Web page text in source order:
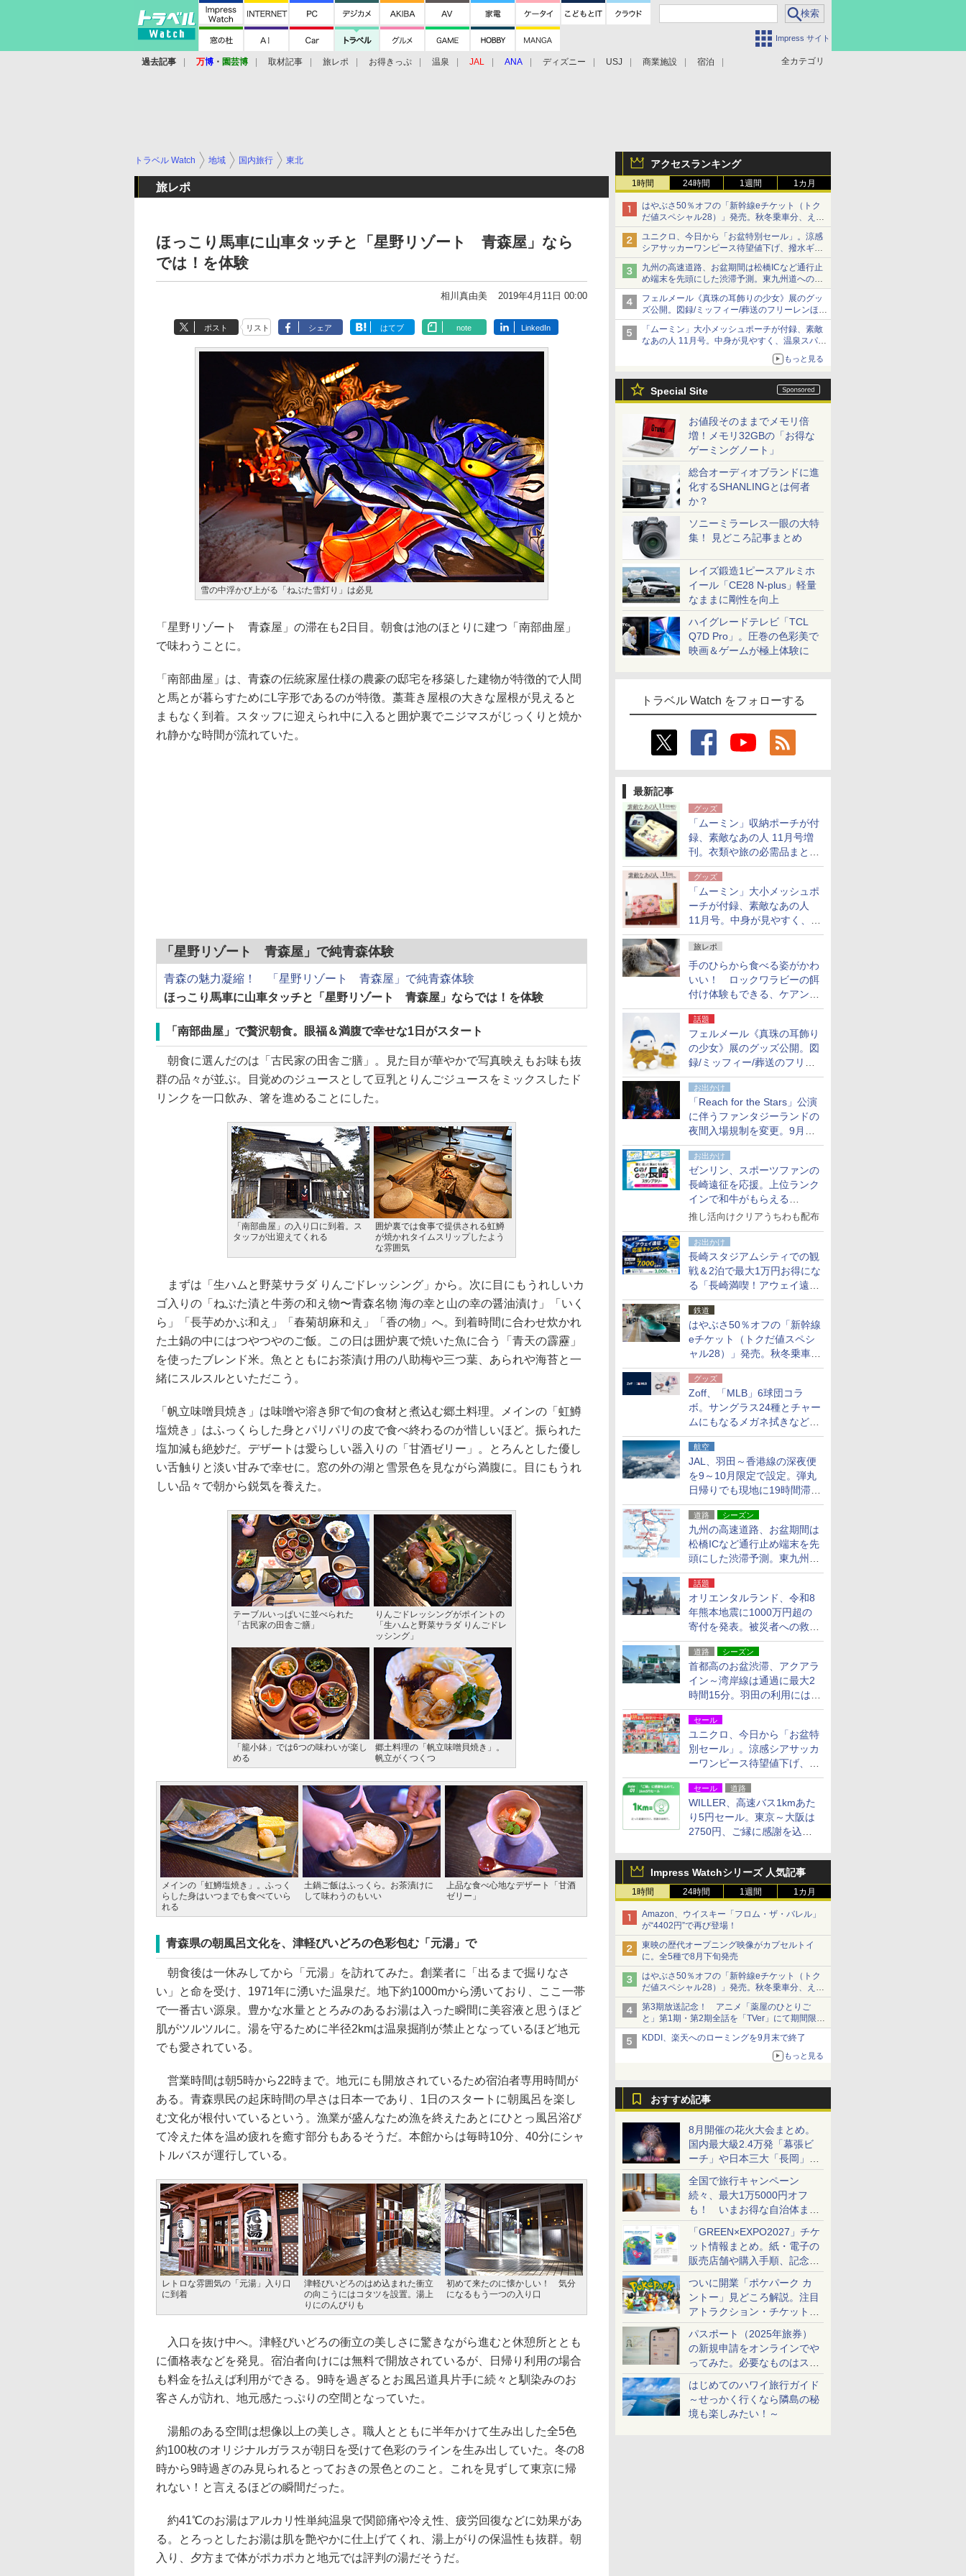
Impress サイト
全カテゴリ
過去記事 万博 ・ 園芸博 取材記事 旅レポ お得きっぷ 温泉 JAL ANA ディズニー USJ 商業施設 宿泊
アクセスランキング
1時間 24時間 1週間 1カ月
はやぶさ50％オフの「新幹線eチケット（トク
だ値スペシャル28）」発売。秋冬乗車分、えき
ねっと限定
ユニクロ、今日から「お盆特別セール」。涼感
シアサッカーワンピース待望値下げ、撥水ギア
ショーツは1990円に
九州の高速道路、お盆期間は松橋ICなど通行止
め端末を先頭にした渋滞予測。東九州道への迂
回は料金調整を実施
フェルメール《真珠の耳飾りの少女》展のグッ
ズ公開。図録/ミッフィー/葬送のフリーレンほ
か、注目ブランドコラボが実現
「ムーミン」大小メッシュポーチが付録、素敵
なあの人 11月号。中身が見やすく、温泉スパに
もっと見る
Special Site
お値段そのままでメモリ倍
増！メモリ32GBの「お得な
ゲーミングノート」
総合オーディオブランドに進
化するSHANLINGとは何者
か？
ソニーミラーレス一眼の大特
集！ 見どころ記事まとめ
レイズ鍛造1ピースアルミホ
イール「CE28 N-plus」軽量
なままに剛性を向上
ハイグレードテレビ「TCL
Q7D Pro」。圧巻の色彩美で
映画＆ゲームが極上体験に
トラベル Watch をフォローする
最新記事
グッズ
「ムーミン」収納ポーチが付
録、素敵なあの人 11月号増
刊。衣類や旅の必需品まとま
る大小2個セット
グッズ
「ムーミン」大小メッシュポ
ーチが付録、素敵なあの人
11月号。中身が見やすく、温
泉スパにも使える
旅レポ
手のひらから食べる姿がかわ
いい！ ロックワラビーの餌
付け体験もできる、ケアンズ
でアサートン高原の日本語ガ
イド付きツアーに参加してみ
た
話題
フェルメール《真珠の耳飾り
の少女》展のグッズ公開。図
録/ミッフィー/葬送のフリー
レンほか、注目ブランドコラ
ボが実現
お出かけ
「Reach for the Stars」公演
に伴うファンタジーランドの
夜間入場規制を変更。9月か
ら18時50分～20時ごろに
お出かけ
ゼンリン、スポーツファンの
長崎遠征を応援。上位ランク
インで和牛がもらえる
「GO！GO！長崎スタンプラ
推し活向けクリアうちわも配布
お出かけ
長崎スタジアムシティでの観
戦＆2泊で最大1万円お得にな
る「長崎満喫！アウェイ遠征
応援キャンペーン」
鉄道
はやぶさ50％オフの「新幹線
eチケット（トクだ値スペシ
ャル28）」発売。秋冬乗車
分、えきねっと限定
グッズ
Zoff、「MLB」6球団コラ
ボ。サングラス24種とチャー
ムにもなるメガネ拭きなど雑
貨24種
航空
JAL、羽田～香港線の深夜便
を9～10月限定で設定。弾丸
日帰りでも現地に19時間滞在
できる
道路 シーズン
九州の高速道路、お盆期間は
松橋ICなど通行止め端末を先
頭にした渋滞予測。東九州道
への迂回は料金調整を実施
話題
オリエンタルランド、令和8
年熊本地震に1000万円超の
寄付を発表。被災者への救援
活動・復旧支援
道路 シーズン
首都高のお盆渋滞、アクアラ
イン～湾岸線は通過に最大2
時間15分。羽田の利用には
「空港西出口」の利用検討を
セール
ユニクロ、今日から「お盆特
別セール」。涼感シアサッカ
ーワンピース待望値下げ、撥
水ギアショーツは1990円に
セール 道路
WILLER、高速バス1kmあた
り5円セール。東京～大阪は
2750円、ご縁に感謝を込め
Impress Watchシリーズ 人気記事
1時間 24時間 1週間 1カ月
Amazon、ウイスキー「フロム・ザ・バレル」
が“4402円”で再び登場！
東映の歴代オープニング映像がカプセルトイ
に。全5種で8月下旬発売
はやぶさ50％オフの「新幹線eチケット（トク
だ値スペシャル28）」発売。秋冬乗車分、えき
ねっと限定
第3期放送記念！ アニメ「薬屋のひとりご
と」第1期・第2期全話を「TVer」にて期間限定
で順次無料配信開始
KDDI、楽天へのローミングを9月末で終了
もっと見る
おすすめ記事
8月開催の花火大会まとめ。
国内最大級2.4万発「幕張ビ
ーチ」や日本三大「長岡」な
ど大型イベント目白押し！
全国で旅行キャンペーン
続々、最大1万5000円オフ
も！ いまお得な自治体まと
め
「GREEN×EXPO2027」チケ
ット情報まとめ。紙・電子の
販売店舗や購入手順、記念チ
ケットも解説
ついに開業「ポケパーク カ
ントー」見どころ解説。注目
アトラクション・チケット手
配・来場前に必要な準備は？
パスポート（2025年旅券）
の新規申請をオンラインでや
ってみた。必要なものはスマ
ホとマイナカードのみ
はじめてのハワイ旅行ガイド
～せっかく行くなら隣島の秘
境も楽しみたい！～
トラベル Watch 地域 国内旅行 東北
旅レポ
ほっこり馬車に山車タッチと「星野リゾート 青森屋」なら
では！を体験
相川真由美 2019年4月11日 00:00
ポスト リスト シェア はてブ note LinkedIn
雪の中浮かび上がる「ねぶた雪灯り」は必見
「星野リゾート 青森屋」の滞在も2日目。朝食は池のほとりに建つ「南部曲屋」
で味わうことに。
「南部曲屋」は、青森の伝統家屋仕様の農豪の邸宅を移築した建物が特徴的で人間
と馬とが暮らすためにL字形であるのが特徴。藁葺き屋根の大きな屋根が見えると
まもなく到着。スタッフに迎えられ中に入ると囲炉裏でニジマスがじっくりと焼か
れ静かな時間が流れていた。
「星野リゾート 青森屋」で純青森体験
青森の魅力凝縮！ 「星野リゾート 青森屋」で純青森体験
ほっこり馬車に山車タッチと「星野リゾート 青森屋」ならでは！を体験
「南部曲屋」で贅沢朝食。眼福＆満腹で幸せな1日がスタート
朝食に選んだのは「古民家の田舎ご膳」。見た目が華やかで写真映えもお味も抜
群の品々が並ぶ。目覚めのジュースとして豆乳とりんごジュースをミックスしたド
リンクを一口飲み、箸を進めることにした。
「南部曲屋」の入り口に到着。ス
タッフが出迎えてくれる
囲炉裏では食事で提供される虹鱒
が焼かれタイムスリップしたよう
な雰囲気
まずは「生ハムと野菜サラダ りんごドレッシング」から。次に目にもうれしいカ
ゴ入りの「ねぶた漬と牛蒡の和え物〜青森名物 海の幸と山の幸の醤油漬け」「いく
ら」「長芋めかぶ和え」「春菊胡麻和え」「香の物」へ。到着時間に合わせ炊かれ
た土鍋の中にはつやつやのご飯。この日は囲炉裏で焼いた魚に合う「青天の霹靂」
を使ったブレンド米。魚とともにお茶漬け用の八助梅や三つ葉、あられや海苔と一
緒にスルスルといただこう。
「帆立味噌貝焼き」は味噌や溶き卵で旬の食材と煮込む郷土料理。メインの「虹鱒
塩焼き」はふっくらした身とパリパリの皮で食べ終わるのが惜しいほど。振られた
塩加減も絶妙だ。デザートは愛らしい器入りの「甘酒ゼリー」。とろんとした優し
い舌触りと淡い甘みで幸せに。窓の外の湖と雪景色を見ながら満腹に。目にもうれ
しい品々で朝から鋭気を養えた。
テーブルいっぱいに並べられた
「古民家の田舎ご膳」
りんごドレッシングがポイントの
「生ハムと野菜サラダ りんごドレ
ッシング」
「籠小鉢」では6つの味わいが楽し
める
郷土料理の「帆立味噌貝焼き」。
帆立がくつくつ
メインの「虹鱒塩焼き」。ふっく
らした身はいつまでも食べていら
れる
土鍋ご飯はふっくら。お茶漬けに
して味わうのもいい
上品な食べ心地なデザート「甘酒
ゼリー」
青森県の朝風呂文化を、津軽びいどろの色彩包む「元湯」で
朝食後は一休みしてから「元湯」を訪れてみた。創業者に「出るまで掘りなさ
い」と命を受け、1971年に湧いた温泉だ。地下約1000mから湧いており、ここ一帯
で一番古い源泉。豊かな水量ととろみのあるお湯は入った瞬間に美容液と思うほど
肌がツルツルに。湯を守るために半径2kmは温泉掘削が禁止となっているほど地元
でも愛されている。
営業時間は朝5時から22時まで。地元にも開放されているため宿泊者専用時間が
ある。青森県民の起床時間の早さは日本一であり、1日のスタートに朝風呂を楽し
む文化が根付いているという。漁業が盛んなため漁を終えたあとにひとっ風呂浴び
て冷えた体を温め疲れを癒す部分もあるそうだ。本館からは毎時10分、40分にシャ
トルバスが運行している。
レトロな雰囲気の「元湯」入り口
に到着
津軽びいどろのはめ込まれた衝立
の向こうにはコタツを設置。湯上
りにのんびりも
初めて来たのに懐かしい！ 気分
になるもう一つの入り口
入口を抜け中へ。津軽びいどろの衝立の美しさに驚きながら進むと休憩所ととも
に価格表などを発見。宿泊者向けには無料で開放されているが、日帰り利用の場合
も料金を払えば利用ができる。9時を過ぎるとお風呂道具片手に続々と馴染みのお
客さんが訪れ、地元感たっぷりの空間となっていた。
湯船のある空間は想像以上の美しさ。職人とともに半年かけて生み出した全5色
約100枚のオリジナルガラスが朝日を受けて色彩のラインを生み出していた。冬の8
時から9時過ぎのみ見られるとっておきの景色とのこと。これを見ずして東京に帰
れない！と言えるほどの瞬間だった。
約41℃のお湯はアルカリ性単純温泉で関節痛や冷え性、疲労回復などに効果があ
る。とろっとしたお湯は肌を艶やかに仕上げてくれ、湯上がりの保温性も抜群。朝
入り、夕方まで体がポカポカと地元では評判の湯だそうだ。